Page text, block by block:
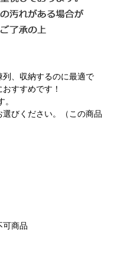
、収納するのに最適で
すすめです！
びください。（この商品
商品